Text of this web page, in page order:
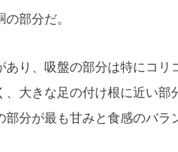
部分だ。
り、吸盤の部分は特にコリ
大きな足の付け根に近い部
分が最も甘みと食感のバラ